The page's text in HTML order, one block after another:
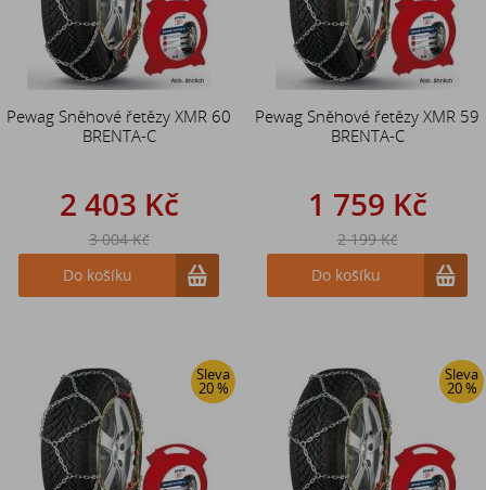
Pewag Sněhové řetězy XMR 60
BRENTA-C
2 403 Kč
3 004 Kč
Do košíku
Pewag Sněhové řetězy XMR 59
BRENTA-C
1 759 Kč
2 199 Kč
Do košíku
Sleva
20 %
Sleva
20 %